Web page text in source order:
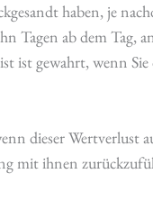
haben, je
Tagen ab dem Tag,
ist gewahrt, wenn
dieser Wertverlust
mit ihnen